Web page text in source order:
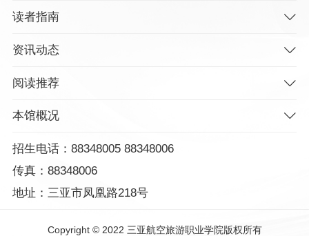
读者指南
资讯动态
阅读推荐
本馆概况
招生电话：88348005 88348006
传真：88348006
地址：三亚市凤凰路218号
Copyright © 2022 三亚航空旅游职业学院版权所有